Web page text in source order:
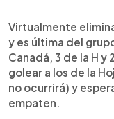
► Escuchar
Virtualmente
y es última del
Canadá, 3 de la H
golear a los de la
no ocurrirá) y
empaten.